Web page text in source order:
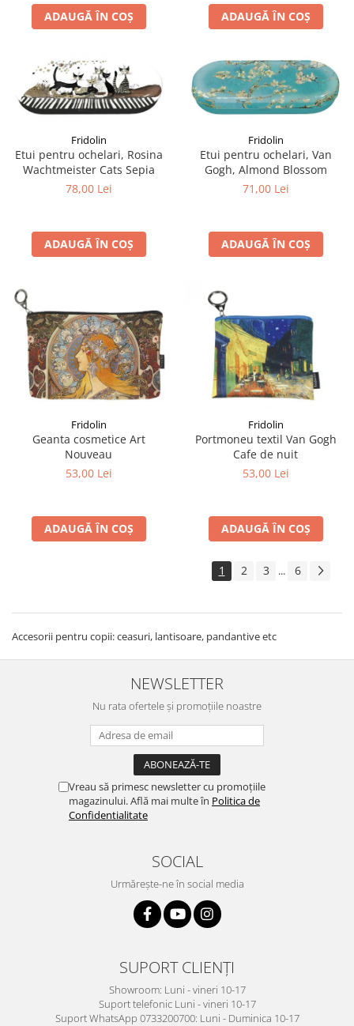
ADAUGĂ ÎN COȘ ADAUGĂ ÎN COȘ
Fridolin
Etui pentru ochelari, Rosina
Wachtmeister Cats Sepia
78,00 Lei
ADAUGĂ ÎN COȘ
Fridolin
Etui pentru ochelari, Van
Gogh, Almond Blossom
71,00 Lei
ADAUGĂ ÎN COȘ
Fridolin
Geanta cosmetice Art
Nouveau
53,00 Lei
ADAUGĂ ÎN COȘ
Fridolin
Portmoneu textil Van Gogh
Cafe de nuit
53,00 Lei
ADAUGĂ ÎN COȘ
1 2 3 ... 6
Accesorii pentru copii: ceasuri, lantisoare, pandantive etc
NEWSLETTER
Nu rata ofertele și promoțiile noastre
Vreau să primesc newsletter cu promoțiile
magazinului. Află mai multe în Politica de
Confidentialitate
SOCIAL
Urmărește-ne în social media
SUPORT CLIENȚI
Showroom: Luni - vineri 10-17
Suport telefonic Luni - vineri 10-17
Suport WhatsApp 0733200700: Luni - Duminica 10-17